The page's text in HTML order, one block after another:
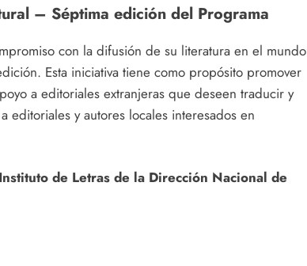
– Séptima edición del Programa
con la difusión de su literatura en el mundo
Esta iniciativa tiene como propósito promover
a editoriales extranjeras que deseen traducir y
editoriales y autores locales interesados en
Instituto de Letras de la Dirección Nacional de